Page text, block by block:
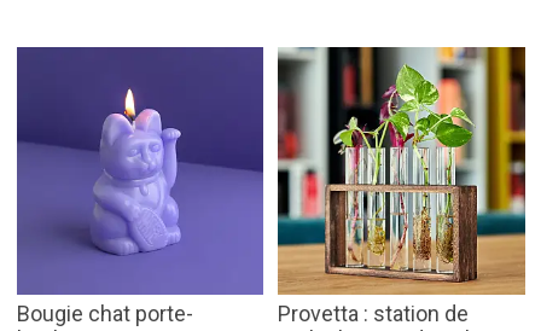
Bougie chat porte-
Provetta : station de